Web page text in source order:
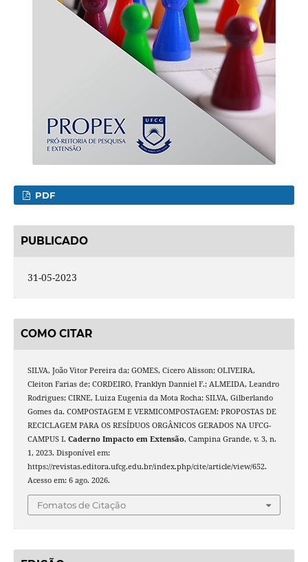
PDF
PUBLICADO
31-05-2023
COMO CITAR
SILVA, João Vitor Pereira da; GOMES, Cicero Alisson; OLIVEIRA,
Cleiton Farias de; CORDEIRO, Franklyn Danniel F.; ALMEIDA, Leandro
Rodrigues; CIRNE, Luiza Eugenia da Mota Rocha; SILVA, Gilberlando
Gomes da. COMPOSTAGEM E VERMICOMPOSTAGEM: PROPOSTAS DE
RECICLAGEM PARA OS RESÍDUOS ORGÂNICOS GERADOS NA UFCG-
CAMPUS I. Caderno Impacto em Extensão, Campina Grande, v. 3, n.
1, 2023. Disponível em:
https://revistas.editora.ufcg.edu.br/index.php/cite/article/view/652.
Acesso em: 6 ago. 2026.
Fomatos de Citação